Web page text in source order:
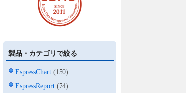
製品・カテゴリで絞る
EspressChart (150)
EspressReport (74)